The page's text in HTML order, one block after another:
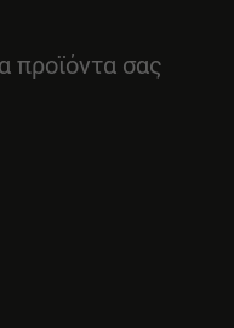
προϊόντα σας